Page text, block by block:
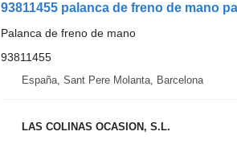
93811455 palanca de freno de mano
Palanca de freno de mano
93811455
España, Sant Pere Molanta, Barcelona
LAS COLINAS OCASION, S.L.